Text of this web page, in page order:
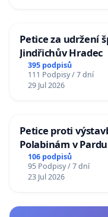
Petice za udržení
Jindřichův Hradec
395 podpisů
111 Podpisy / 7 dní
29 Jul 2026
Petice proti
Polabinám v
106 podpisů
95 Podpisy / 7 dní
23 Jul 2026